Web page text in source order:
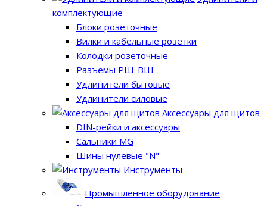
комплектующие
Блоки розеточные
Вилки и кабельные розетки
Колодки розеточные
Разъемы РШ-ВШ
Удлинители бытовые
Удлинители силовые
Аксессуары для щитов
DIN-рейки и аксессуары
Сальники MG
Шины нулевые "N"
Инструменты
Промышленное оборудование